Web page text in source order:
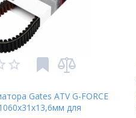
Gates ATV G-FORCE
для